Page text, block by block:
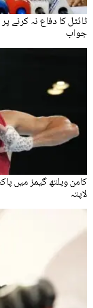
ٹائٹل کا دفاع نہ کرنے
جواب
کامن ویلتھ گیمز میں
لاپتہ